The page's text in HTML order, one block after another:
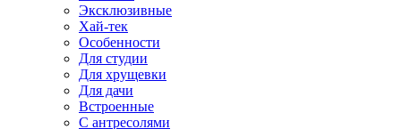
Эксклюзивные
Хай-тек
Особенности
Для студии
Для хрущевки
Для дачи
Встроенные
С антресолями